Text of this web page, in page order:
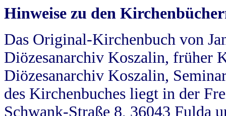
Hinweise zu den
Das Original-Kirchenbuch von
Diözesanarchiv Koszalin, früher
Diözesanarchiv Koszalin,
des Kirchenbuches liegt in der
Schwank-Straße 8, 36043 Fulda